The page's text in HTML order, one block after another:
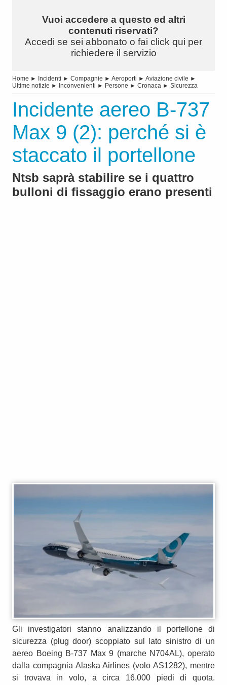
Vuoi accedere a questo ed altri
contenuti riservati?
Accedi se sei abbonato o fai click qui per
richiedere il servizio
Home ► Incidenti ► Compagnie ► Aeroporti ► Aviazione civile ►
Ultime notizie ► Inconvenienti ► Persone ► Cronaca ► Sicurezza
Incidente aereo B-737
Max 9 (2): perché si è
staccato il portellone
Ntsb saprà stabilire se i quattro
bulloni di fissaggio erano presenti
Gli investigatori stanno analizzando il portellone di
sicurezza (plug door) scoppiato sul lato sinistro di un
aereo Boeing B-737 Max 9 (marche N704AL), operato
dalla compagnia Alaska Airlines (volo AS1282), mentre
si trovava in volo, a circa 16.000 piedi di quota.